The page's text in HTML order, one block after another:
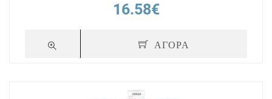
16.58€
ΑΓΟΡΑ